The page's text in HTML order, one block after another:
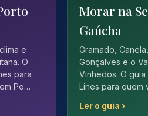
e
O
para
Po…
Morar na
Gaúcha
Gramado,
Gonçalves e o
Vinhedos. O guia
Lines para quem
Ler o guia ›